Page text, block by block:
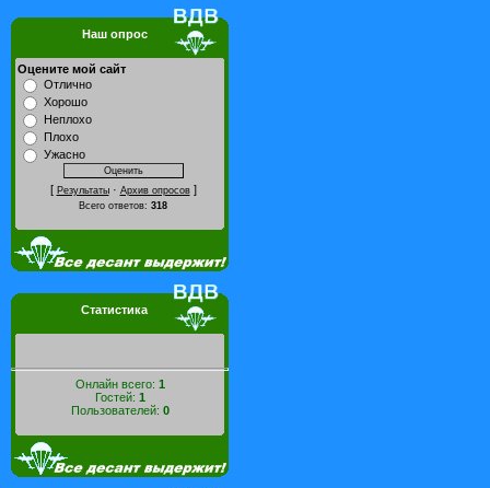
Наш опрос
Оцените мой сайт
Отлично
Хорошо
Неплохо
Плохо
Ужасно
[ Результаты· Архив опросов]
Всего ответов: 318
Статистика
Онлайн всего: 1
Гостей: 1
Пользователей: 0